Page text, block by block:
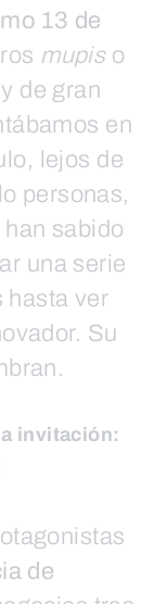
13 de
mupiso
de gran
en
lejos de
personas,
sabido
una serie
hasta ver
Su
invitación:
de